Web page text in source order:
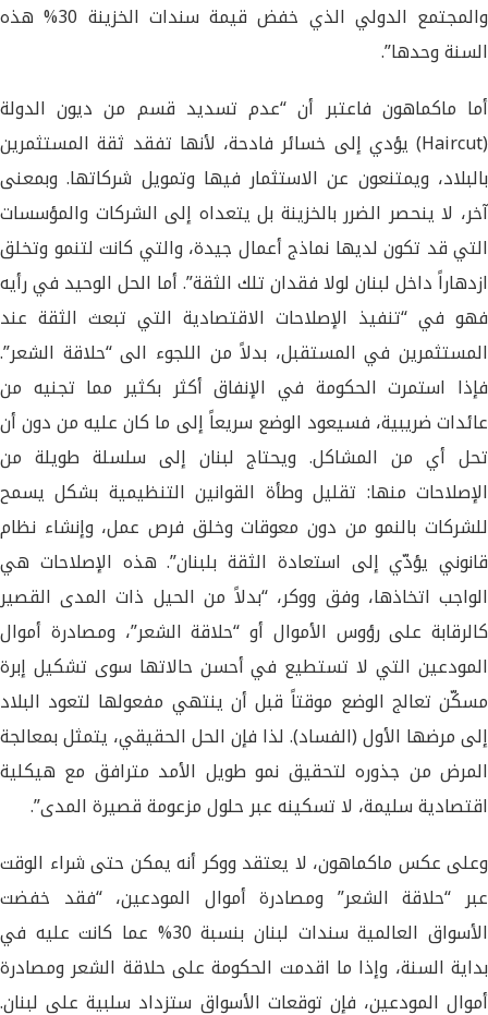
والمجتمع الدولي الذي خفض قيمة سندات الخزينة 30% هذه
السنة وحدها”.
أما ماكماهون فاعتبر أن “عدم تسديد قسم من ديون الدولة
(Haircut) يؤدي إلى خسائر فادحة، لأنها تفقد ثقة المستثمرين
بالبلاد، ويمتنعون عن الاستثمار فيها وتمويل شركاتها. وبمعنى
آخر، لا ينحصر الضرر بالخزينة بل يتعداه إلى الشركات والمؤسسات
التي قد تكون لديها نماذج أعمال جيدة، والتي كانت لتنمو وتخلق
ازدهاراً داخل لبنان لولا فقدان تلك الثقة”. أما الحل الوحيد في رأيه
فهو في “تنفيذ الإصلاحات الاقتصادية التي تبعث الثقة عند
المستثمرين في المستقبل، بدلاً من اللجوء الى “حلاقة الشعر”.
فإذا استمرت الحكومة في الإنفاق أكثر بكثير مما تجنيه من
عائدات ضريبية، فسيعود الوضع سريعاً إلى ما كان عليه من دون أن
تحل أي من المشاكل. ويحتاج لبنان إلى سلسلة طويلة من
الإصلاحات منها: تقليل وطأة القوانين التنظيمية بشكل يسمح
للشركات بالنمو من دون معوقات وخلق فرص عمل، وإنشاء نظام
قانوني يؤدّي إلى استعادة الثقة بلبنان”. هذه الإصلاحات هي
الواجب اتخاذها، وفق ووكر، “بدلاً من الحيل ذات المدى القصير
كالرقابة على رؤوس الأموال أو “حلاقة الشعر”، ومصادرة أموال
المودعين التي لا تستطيع في أحسن حالاتها سوى تشكيل إبرة
مسكّن تعالج الوضع موقتاً قبل أن ينتهي مفعولها لتعود البلاد
إلى مرضها الأول (الفساد). لذا فإن الحل الحقيقي، يتمثل بمعالجة
المرض من جذوره لتحقيق نمو طويل الأمد مترافق مع هيكلية
اقتصادية سليمة، لا تسكينه عبر حلول مزعومة قصيرة المدى”.
وعلى عكس ماكماهون، لا يعتقد ووكر أنه يمكن حتى شراء الوقت
عبر “حلاقة الشعر” ومصادرة أموال المودعين، “فقد خفضت
الأسواق العالمية سندات لبنان بنسبة 30% عما كانت عليه في
بداية السنة، وإذا ما اقدمت الحكومة على حلاقة الشعر ومصادرة
أموال المودعين، فإن توقعات الأسواق ستزداد سلبية على لبنان.